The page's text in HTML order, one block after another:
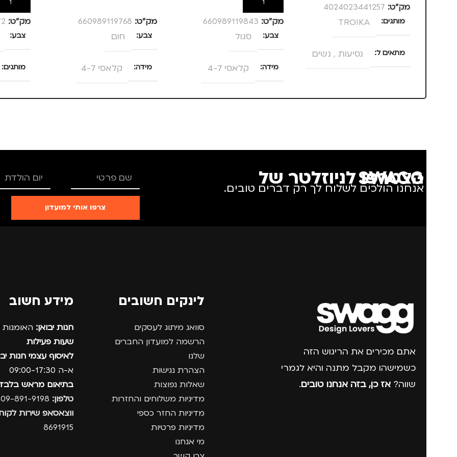
מק”ט: 4024023441257
מותגים TROIKA
מתאים ל נסיעות , נשים
הוספה לסל
מק”ט: 660989119843
צבע סגול
מידה קלאסי 4-7
מותגים C SECURE
מק”ט: 660989119768
צבע חום
מידה קלאסי 4-7
מותגים C SECURE
הוספה
מק”ט:
צבע
מותגים
הצטרפו לניוזלטר של SWAGG
אנחנו הולכים לשלוח לך רק דברים טובים.
צרפו אותי למועדון
אתם מכירים את הריגוש הזה
כשמישהו מקבל מתנה והיא לגמרי
שווה? אז כן, בזה אנחנו טובים.
לינקים חשובים
סוואג מיתוג לעסקים
הרשמה למועדון החברים
שלנו
הצהרת נגישות
שאלות נפוצות
מדיניות משלוחים והחזרות
מדיניות החזר כספי
מדיניות פרטיות
מי אנחנו
מידע חשוב
חנות יבואן: האומנות 12, נתניה.
שעות פעילות
לאיסוף עצמי חנות
א-ה 09:00-17:30
בתיאום מראש
טלפון:
ווצאסאפ שירות
8691915